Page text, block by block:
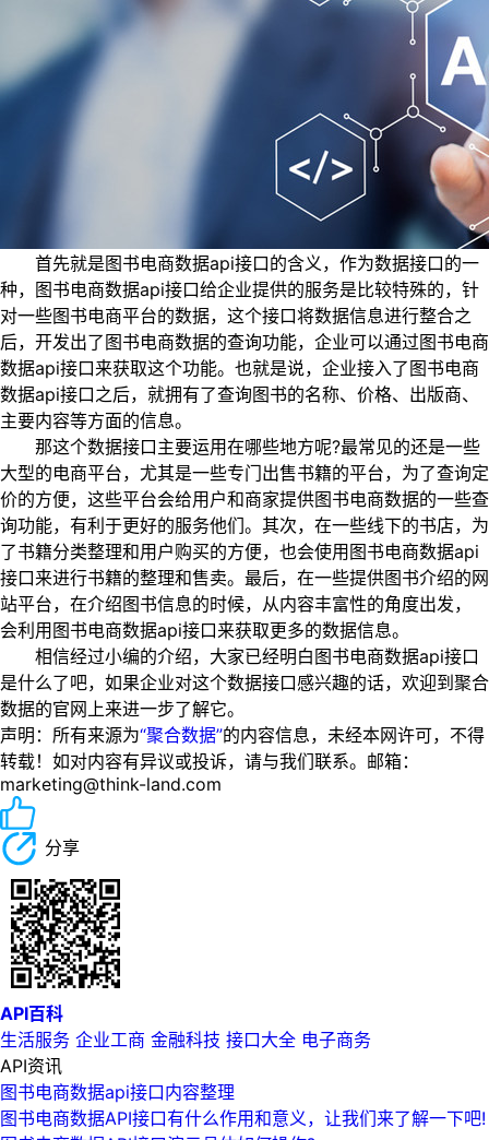
首先就是图书电商数据api接口的含义，作为数据接口的一
种，图书电商数据api接口给企业提供的服务是比较特殊的，针
对一些图书电商平台的数据，这个接口将数据信息进行整合之
后，开发出了图书电商数据的查询功能，企业可以通过图书电商
数据api接口来获取这个功能。也就是说，企业接入了图书电商
数据api接口之后，就拥有了查询图书的名称、价格、出版商、
主要内容等方面的信息。
那这个数据接口主要运用在哪些地方呢?最常见的还是一些
大型的电商平台，尤其是一些专门出售书籍的平台，为了查询定
价的方便，这些平台会给用户和商家提供图书电商数据的一些查
询功能，有利于更好的服务他们。其次，在一些线下的书店，为
了书籍分类整理和用户购买的方便，也会使用图书电商数据api
接口来进行书籍的整理和售卖。最后，在一些提供图书介绍的网
站平台，在介绍图书信息的时候，从内容丰富性的角度出发，
会利用图书电商数据api接口来获取更多的数据信息。
相信经过小编的介绍，大家已经明白图书电商数据api接口
是什么了吧，如果企业对这个数据接口感兴趣的话，欢迎到聚合
数据的官网上来进一步了解它。
声明：所有来源为“聚合数据”的内容信息，未经本网许可，不得
转载！如对内容有异议或投诉，请与我们联系。邮箱：
marketing@think-land.com
分享
API百科
生活服务 企业工商 金融科技 接口大全 电子商务
API资讯
图书电商数据api接口内容整理
图书电商数据API接口有什么作用和意义，让我们来了解一下吧!